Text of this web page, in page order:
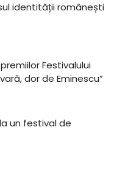
identității românești
Festivalului
dor de Eminescu”
un festival de